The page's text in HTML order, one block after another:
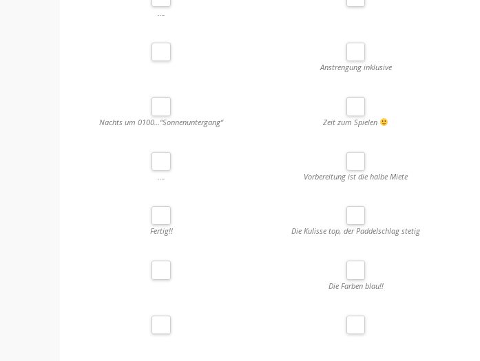
Anstrengung inklusive
Nachts um 0100…“Sonnenuntergang“ Zeit zum Spielen
Vorbereitung ist die halbe Miete
Fertig!! Die Kulisse top, der Paddelschlag stetig
Die Farben blau!!